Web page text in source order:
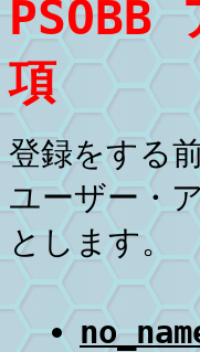
PSOBB
項
登録をする
ユーザー・
とします。